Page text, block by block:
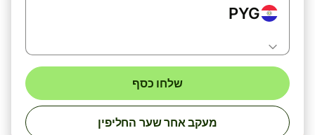
PYG
שלחו כסף
מעקב אחר שער החליפין